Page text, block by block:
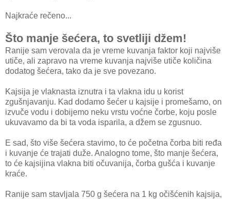
Najkraće rečeno...
Što manje šećera, to svetliji džem!
Ranije sam verovala da je vreme kuvanja faktor koji najviše
utiče, ali zapravo na vreme kuvanja najviše utiče količina
dodatog šećera, tako da je sve povezano.
Kajsija je vlaknasta iznutra i ta vlakna idu u korist
zgušnjavanju. Kad dodamo šećer u kajsije i promešamo, on
izvuče vodu i dobijemo neku vrstu voćne čorbe, koju posle
ukuvavamo da bi ta voda isparila, a džem se zgusnuo.
E sad, što više šećera stavimo, to će početna čorba biti ređa
i kuvanje će trajati duže. Analogno tome, što manje šećera,
to će kajsijina vlakna biti očuvanija, čorba gušća i kuvanje
kraće.
Ranije sam stavljala 750 g šećera na 1 kg očišćenih kajsija,